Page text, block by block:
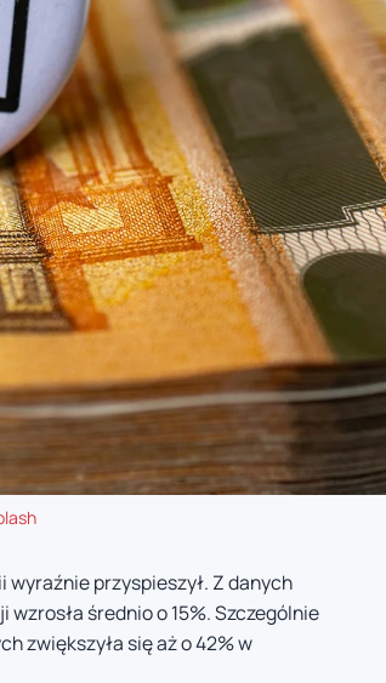
przyspieszył. Z danych
średnio o 15%. Szczególnie
zwiększyła się aż o 42% w